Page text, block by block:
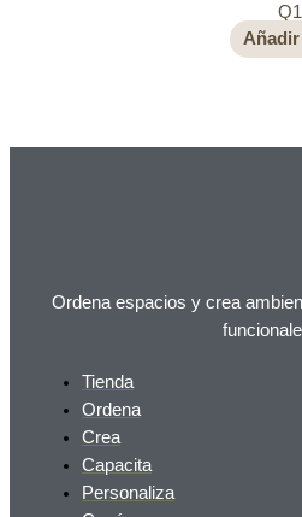
Q
Ordena espacios y crea
Tienda
Ordena
Crea
Capacita
Personaliza